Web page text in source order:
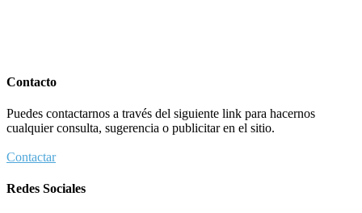
Contacto
Puedes contactarnos a través del siguiente link para hacernos
cualquier consulta, sugerencia o publicitar en el sitio.
Contactar
Redes Sociales